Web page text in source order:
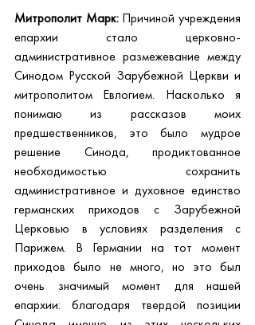
Митрополит Марк: Причиной учреждения
епархии стало церковно-
административное размежевание между
Синодом Русской Зарубежной Церкви и
митрополитом Евлогием. Насколько я
понимаю из рассказов моих
предшественников, это было мудрое
решение Синода, продиктованное
необходимостью сохранить
административное и духовное единство
германских приходов с Зарубежной
Церковью в условиях разделения с
Парижем. В Германии на тот момент
приходов было не много, но это был
очень значимый момент для нашей
епархии: благодаря твердой позиции